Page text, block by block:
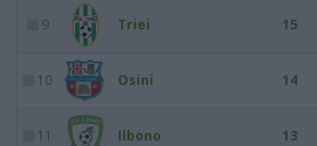
9 Triei 15
10 Osini 14
11 Ilbono 13